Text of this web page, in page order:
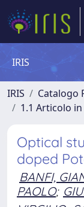
IRIS
IRIS Catalogo
1.1 Articolo
Optical
doped
BANFI,
PAOLO;